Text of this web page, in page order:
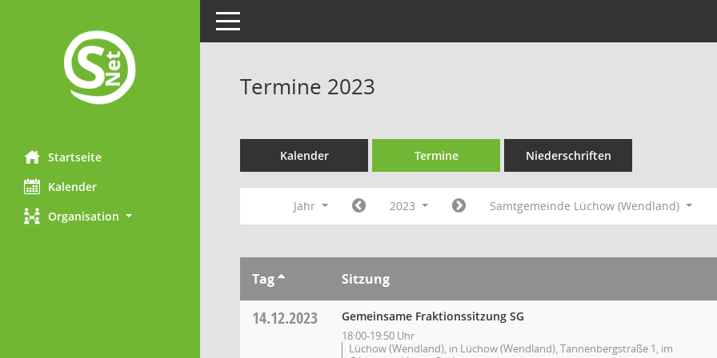
Startseite
Kalender
Organisation
Toggle navigation
Termine 2023
Kalender Termine Niederschriften
Jahr 2023 Samtgemeinde Lüchow (Wendland)
Tag Sitzung
14.12.2023 Gemeinsame Fraktionssitzung SG
18:00-19:50 Uhr
Lüchow (Wendland), in Lüchow (Wendland), Tannenbergstraße 1, im